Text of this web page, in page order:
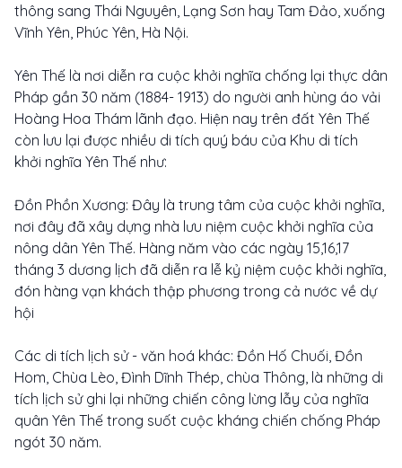
thông sang Thái Nguyên, Lạng Sơn hay Tam Đảo, xuống
Vĩnh Yên, Phúc Yên, Hà Nội.
Yên Thế là nơi diễn ra cuộc khởi nghĩa chống lại thực dân
Pháp gần 30 năm (1884- 1913) do người anh hùng áo vải
Hoàng Hoa Thám lãnh đạo. Hiện nay trên đất Yên Thế
còn lưu lại được nhiều di tích quý báu của Khu di tích
khởi nghĩa Yên Thế như:
Đồn Phồn Xương: Đây là trung tâm của cuộc khởi nghĩa,
nơi đây đã xây dựng nhà lưu niệm cuộc khởi nghĩa của
nông dân Yên Thế. Hàng năm vào các ngày 15,16,17
tháng 3 dương lịch đã diễn ra lễ kỷ niệm cuộc khởi nghĩa,
đón hàng vạn khách thập phương trong cả nước về dự
hội
Các di tích lịch sử - văn hoá khác: Đồn Hố Chuối, Đồn
Hom, Chùa Lèo, Đình Dĩnh Thép, chùa Thông, là những di
tích lịch sử ghi lại những chiến công lừng lẫy của nghĩa
quân Yên Thế trong suốt cuộc kháng chiến chống Pháp
ngót 30 năm.